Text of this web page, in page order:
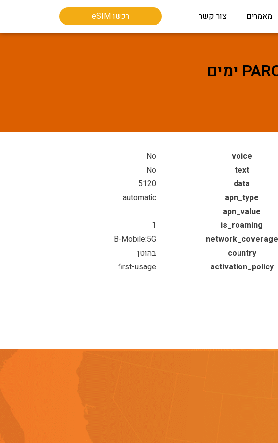
מאמרים צור קשר רכשו eSIM
voice
No
text
No
data
5120
apn_type
automatic
apn_value
is_roaming
1
network_coverage
B-Mobile:5G
country
בהוטן
activation_policy
first-usage